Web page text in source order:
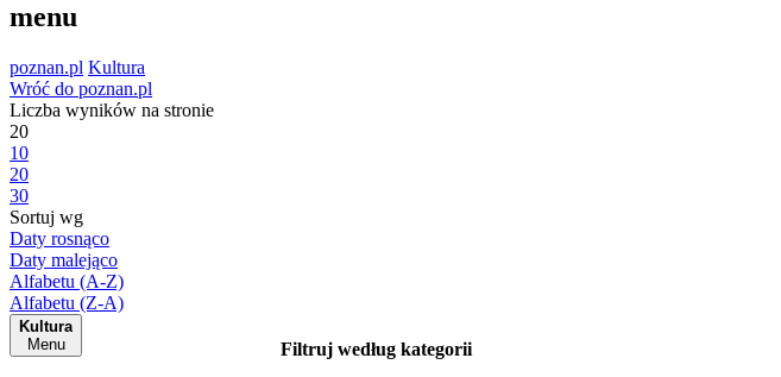
menu
poznan.pl Kultura
Wróć do poznan.pl
Liczba wyników na stronie
20
10
20
30
Sortuj wg
Daty rosnąco
Daty malejąco
Alfabetu (A-Z)
Alfabetu (Z-A)
Kultura
Menu
Filtruj według kategorii